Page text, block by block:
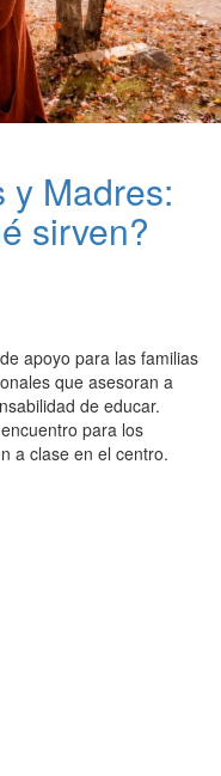
y Madres:
sirven?
apoyo para las familias
que asesoran a
de educar.
para los
a clase en el centro.